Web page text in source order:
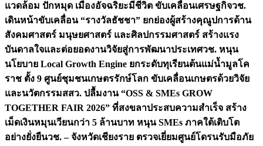
แวดล้อม ปักหมุด เมืองอัจฉริยะมีชีวิต ขับเคลื่อนเศรษฐกิจวช.
เดินหน้าขับเคลื่อน “รางวัลธัชชา” ยกย่องผู้สร้างคุณูปการด้าน
สังคมศาสตร์ มนุษยศาสตร์ และศิลปกรรมศาสตร์ สร้างแรง
บันดาลใจและต่อยอดงานวิจัยสู่การพัฒนาประเทศวช. หนุน
นโยบาย Local Growth Engine ยกระดับทุเรียนต้นแม่น้ำมูลโค
ราช ตั้ง 9 ศูนย์ชุมชนเกษตรรักษ์โลก ขับเคลื่อนเกษตรด้วยวิจัย
และนวัตกรรมสสว. ปลื้มงาน “OSS & SMEs GROW
TOGETHER FAIR 2026” ที่สงขลาประสบความสำเร็จ สร้าง
เม็ดเงินหมุนเวียนกว่า 5 ล้านบาท หนุน SMEs ภาคใต้เติบโต
อย่างยั่งยืนวช. – จังหวัดเชียงราย ตรวจเยี่ยมศูนย์โดรนรับมือภัย